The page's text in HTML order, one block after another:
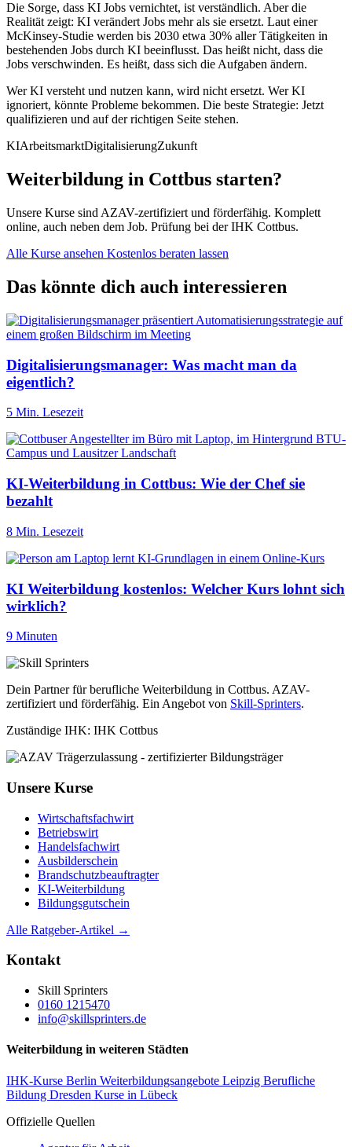
Die Sorge, dass KI Jobs vernichtet, ist verständlich. Aber die
Realität zeigt: KI verändert Jobs mehr als sie ersetzt. Laut einer
McKinsey-Studie werden bis 2030 etwa 30% aller Tätigkeiten in
bestehenden Jobs durch KI beeinflusst. Das heißt nicht, dass die
Jobs verschwinden. Es heißt, dass sich die Aufgaben ändern.
Wer KI versteht und nutzen kann, wird nicht ersetzt. Wer KI
ignoriert, könnte Probleme bekommen. Die beste Strategie: Jetzt
qualifizieren und auf der richtigen Seite stehen.
KIArbeitsmarktDigitalisierungZukunft
Weiterbildung in Cottbus starten?
Unsere Kurse sind AZAV-zertifiziert und förderfähig. Komplett
online, auch neben dem Job. Prüfung bei der IHK Cottbus.
Alle Kurse ansehen Kostenlos beraten lassen
Das könnte dich auch interessieren
Digitalisierungsmanager: Was macht man da
eigentlich?
5 Min. Lesezeit
KI-Weiterbildung in Cottbus: Wie der Chef sie
bezahlt
8 Min. Lesezeit
KI Weiterbildung kostenlos: Welcher Kurs lohnt sich
wirklich?
9 Minuten
Dein Partner für berufliche Weiterbildung in Cottbus. AZAV-
zertifiziert und förderfähig. Ein Angebot von Skill-Sprinters.
Zuständige IHK: IHK Cottbus
Unsere Kurse
Wirtschaftsfachwirt
Betriebswirt
Handelsfachwirt
Ausbilderschein
Brandschutzbeauftragter
KI-Weiterbildung
Bildungsgutschein
Alle Ratgeber-Artikel →
Kontakt
Skill Sprinters
0160 1215470
info@skillsprinters.de
Weiterbildung in weiteren Städten
IHK-Kurse Berlin Weiterbildungsangebote Leipzig Berufliche
Bildung Dresden Kurse in Lübeck
Offizielle Quellen